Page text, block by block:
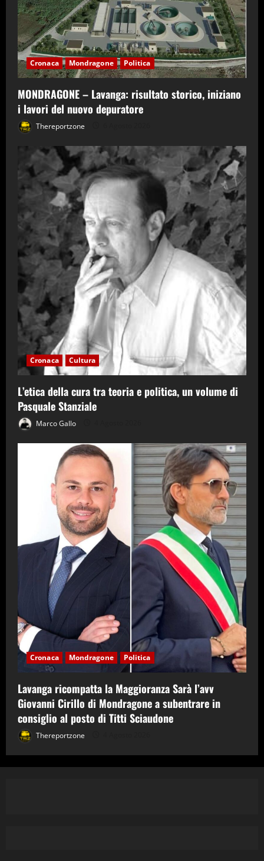
Cronaca Mondragone Politica
MONDRAGONE – Lavanga: risultato storico, iniziano
i lavori del nuovo depuratore
Thereportzone
Cronaca Cultura
L’etica della cura tra teoria e politica, un volume di
Pasquale Stanziale
Marco Gallo
Cronaca Mondragone Politica
Lavanga ricompatta la Maggioranza Sarà l’avv
Giovanni Cirillo di Mondragone a subentrare in
consiglio al posto di Titti Sciaudone
Thereportzone